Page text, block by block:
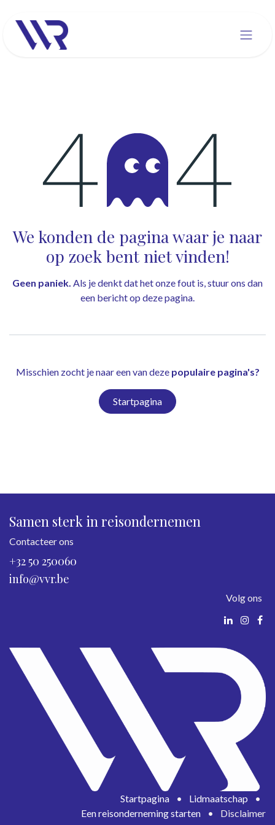
Fout 404
We konden de pagina waar je naar
op zoek bent niet vinden!
Geen paniek. Als je denkt dat het onze fout is, stuur ons dan
een bericht op deze pagina.
Misschien zocht je naar een van deze populaire pagina's?
Startpagina
Samen sterk in reisondernemen
Contacteer ons
+32 50 250060
info@vvr.be
Volg ons
Startpagina • Lidmaatschap
•
Een reisonderneming starten
• Disclaimer